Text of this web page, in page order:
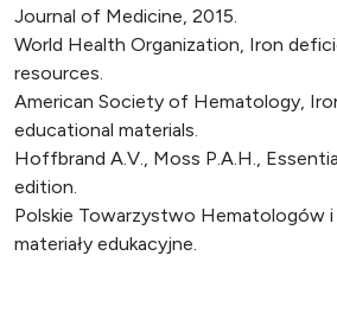
Journal of Medicine, 2015.
World Health Organization, Iron
resources.
American Society of Hematology,
educational materials.
Hoffbrand A.V., Moss P.A.H.,
edition.
Polskie Towarzystwo Hematologów
materiały edukacyjne.